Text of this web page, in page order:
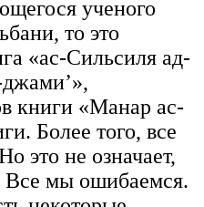
ученого
то это
«ас-Сильсиля ад-
книги «Манар ас-
Более того, все
это не означает,
Все мы ошибаемся.